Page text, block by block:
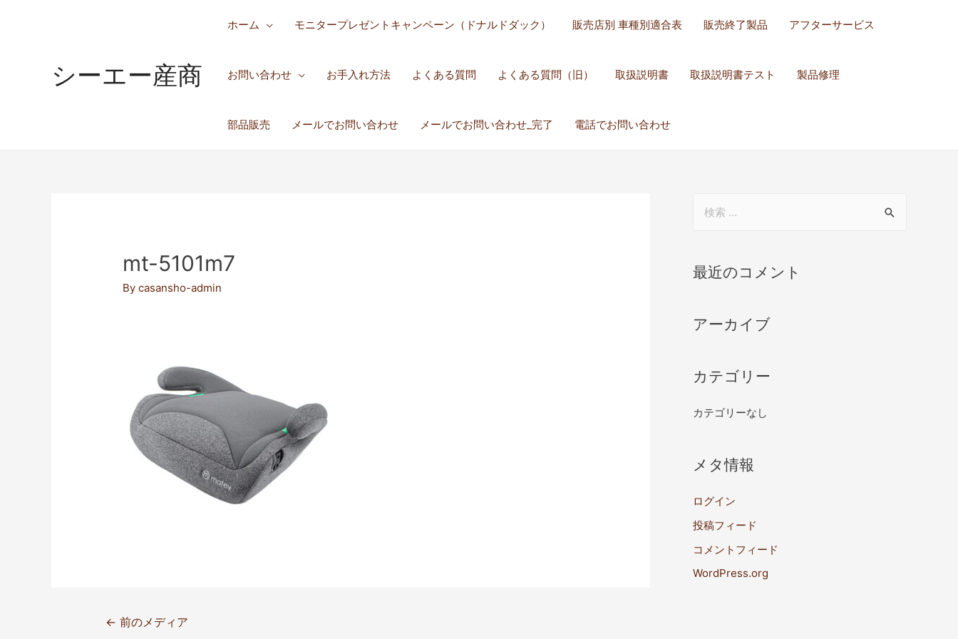
シーエー産商
ホーム モニタープレゼントキャンペーン（ドナルドダック） 販売店別 車種別適合表 販売終了製品 アフターサービス
お問い合わせ お手入れ方法 よくある質問 よくある質問（旧） 取扱説明書 取扱説明書テスト 製品修理
部品販売 メールでお問い合わせ メールでお問い合わせ_完了 電話でお問い合わせ
mt-5101m7
Bycasansho-admin
← 前のメディア
最近のコメント
アーカイブ
カテゴリー
カテゴリーなし
メタ情報
ログイン
投稿フィード
コメントフィード
WordPress.org